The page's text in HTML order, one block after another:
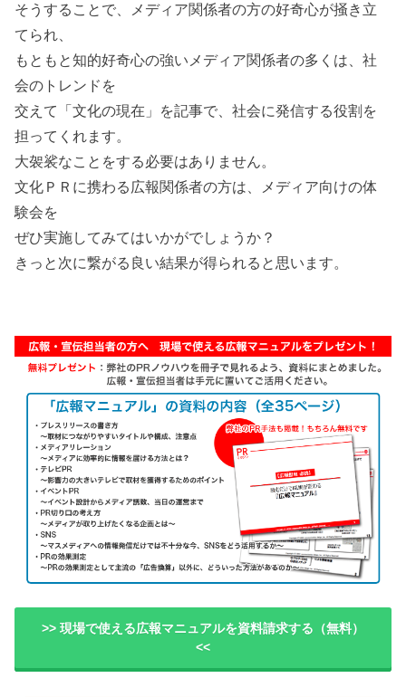
そうすることで、メディア関係者の方の好奇心が掻き立
てられ、
もともと知的好奇心の強いメディア関係者の多くは、社
会のトレンドを
交えて「文化の現在」を記事で、社会に発信する役割を
担ってくれます。
大袈裟なことをする必要はありません。
文化ＰＲに携わる広報関係者の方は、メディア向けの体
験会を
ぜひ実施してみてはいかがでしょうか？
きっと次に繋がる良い結果が得られると思います。
>> 現場で使える広報マニュアルを資料請求する（無料）
<<